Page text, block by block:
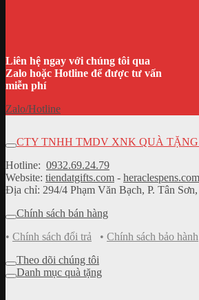
Liên hệ ngay với chúng tôi qua
Zalo hoặc Hotline để được tư vấn
miễn phí
Zalo/Hotline
CTY TNHH TMDV XNK QUÀ
Hotline: 0932.69.24.79
Website: tiendatgifts.com - heraclespens.com
Địa chỉ: 294/4 Phạm Văn Bạch, P. Tân
Chính sách bán hàng
• Chính sách đổi trả • Chính sách bảo hành
Theo dõi chúng tôi
Danh mục quà tặng